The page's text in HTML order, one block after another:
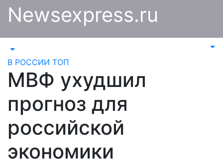
Перейти
Newsexpress.ru
В РОССИИ ТОП
МВФ ухудшил
прогноз для
российской
экономики